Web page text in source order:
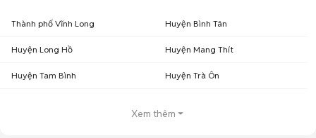
Thành phố Vĩnh Long Huyện Bình Tân
Huyện Long Hồ Huyện Mang Thít
Huyện Tam Bình Huyện Trà Ôn
Xem thêm